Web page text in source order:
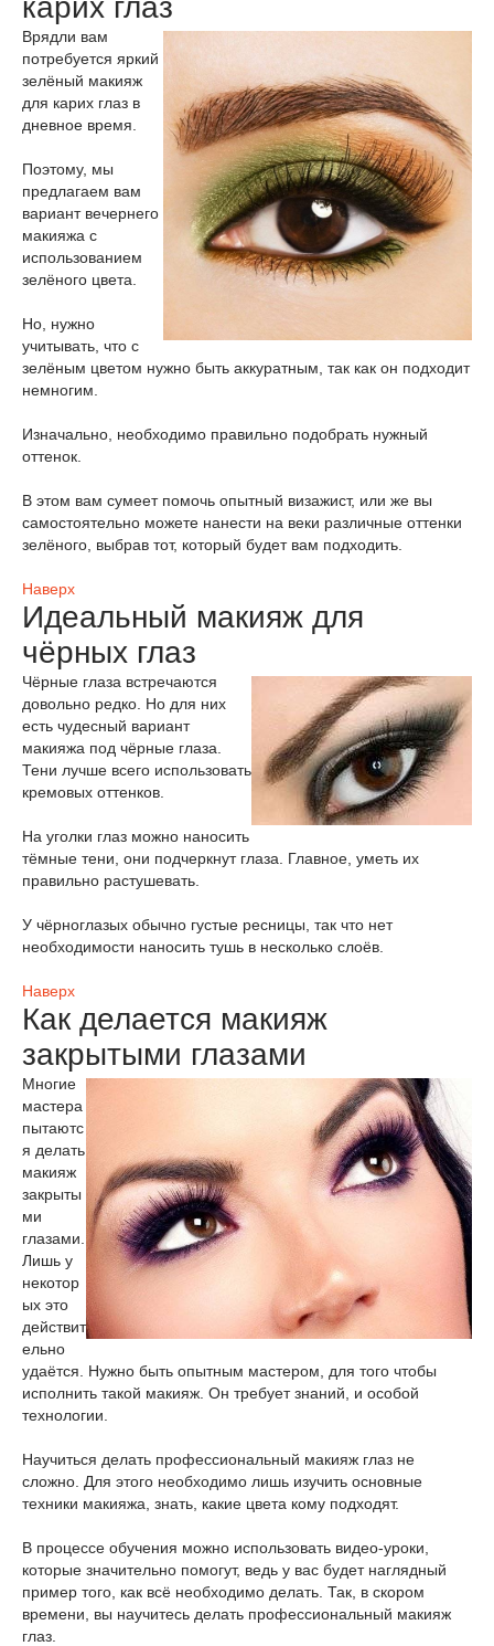
карих глаз
Врядли вам
потребуется яркий
зелёный макияж
для карих глаз в
дневное время.
Поэтому, мы
предлагаем вам
вариант вечернего
макияжа с
использованием
зелёного цвета.
Но, нужно
учитывать, что с
зелёным цветом нужно быть аккуратным, так как он подходит
немногим.
Изначально, необходимо правильно подобрать нужный
оттенок.
В этом вам сумеет помочь опытный визажист, или же вы
самостоятельно можете нанести на веки различные оттенки
зелёного, выбрав тот, который будет вам подходить.
Наверх
Идеальный макияж для
чёрных глаз
Чёрные глаза встречаются
довольно редко. Но для них
есть чудесный вариант
макияжа под чёрные глаза.
Тени лучше всего использовать
кремовых оттенков.
На уголки глаз можно наносить
тёмные тени, они подчеркнут глаза. Главное, уметь их
правильно растушевать.
У чёрноглазых обычно густые ресницы, так что нет
необходимости наносить тушь в несколько слоёв.
Наверх
Как делается макияж
закрытыми глазами
Многие
мастера
пытаютс
я делать
макияж
закрыты
ми
глазами.
Лишь у
некотор
ых это
действит
ельно
удаётся. Нужно быть опытным мастером, для того чтобы
исполнить такой макияж. Он требует знаний, и особой
технологии.
Научиться делать профессиональный макияж глаз не
сложно. Для этого необходимо лишь изучить основные
техники макияжа, знать, какие цвета кому подходят.
В процессе обучения можно использовать видео-уроки,
которые значительно помогут, ведь у вас будет наглядный
пример того, как всё необходимо делать. Так, в скором
времени, вы научитесь делать профессиональный макияж
глаз.